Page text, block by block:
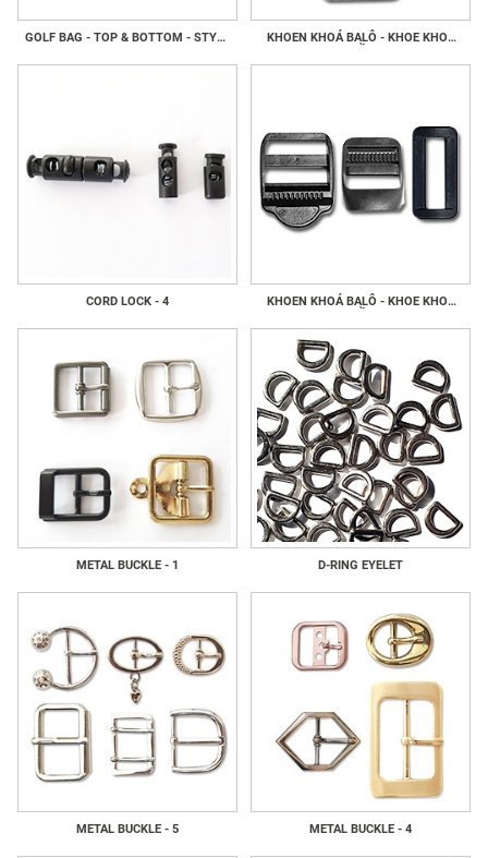
GOLF BAG - TOP & BOTTOM - STYLE
KHOEN KHOÁ BALÔ - KHOE KHOÁ
CORD LOCK - 4
KHOEN KHOÁ BALÔ - KHOE KHOÁ
METAL BUCKLE - 1 D-RING EYELET
METAL BUCKLE - 5 METAL BUCKLE - 4